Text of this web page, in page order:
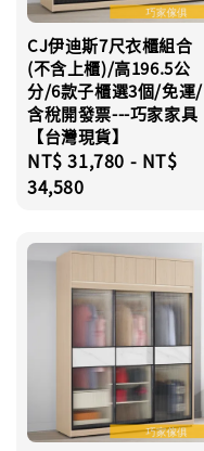
CJ伊迪斯7尺衣櫃組合
(不含上櫃)/高196.5公
分/6款子櫃選3個/免運/
含稅開發票---巧家家具
【台灣現貨】
Regular
price
NT$ 31,780 - NT$
34,580